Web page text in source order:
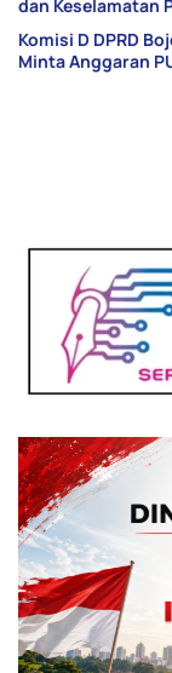
dan Keselamatan
Komisi D DPRD
Minta Anggaran